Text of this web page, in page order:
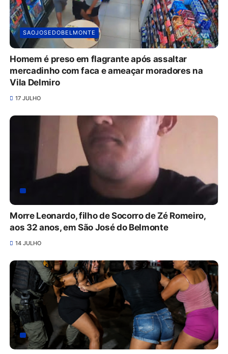
SAOJOSEDOBELMONTE
Homem é preso em flagrante após assaltar
mercadinho com faca e ameaçar moradores na
Vila Delmiro
17 JULHO
Morre Leonardo, filho de Socorro de Zé Romeiro,
aos 32 anos, em São José do Belmonte
14 JULHO